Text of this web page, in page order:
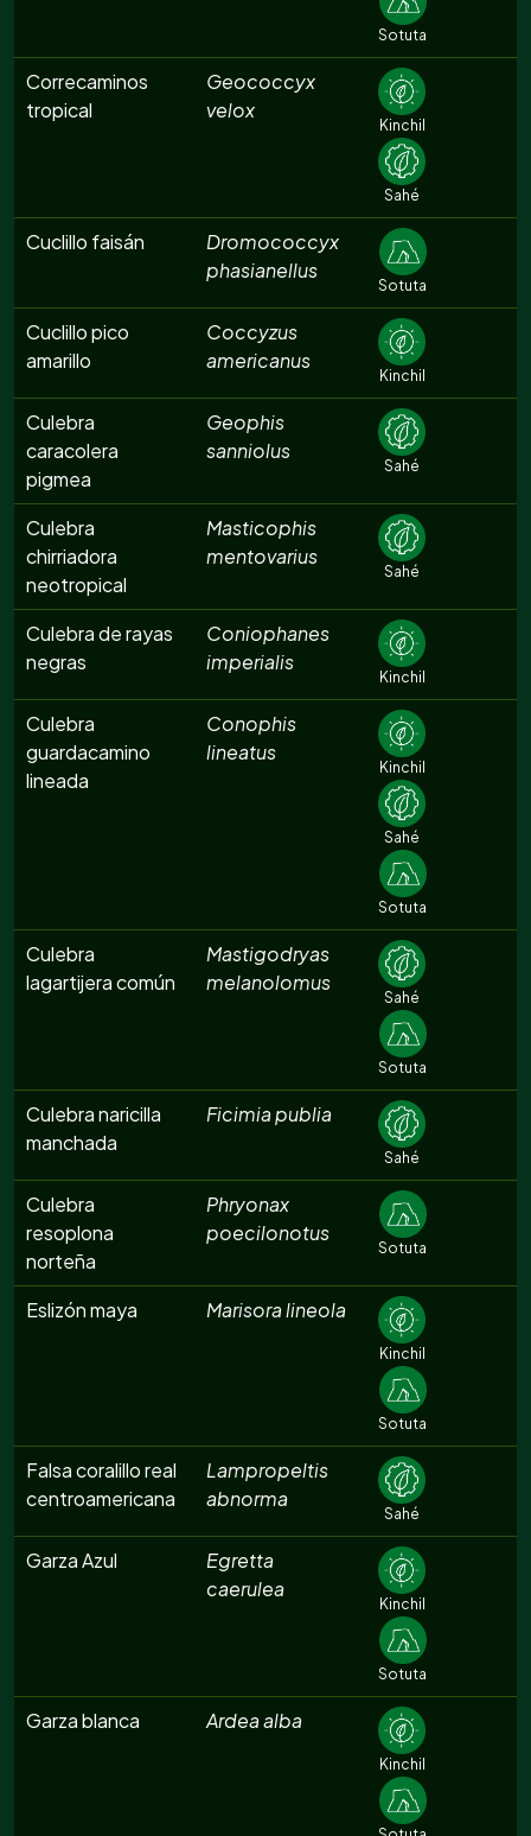
Sotuta
Correcaminos
tropical
Geococcyx
velox
Kinchil
Sahé
Cuclillo faisán
Dromococcyx
phasianellus
Sotuta
Cuclillo pico
amarillo
Coccyzus
americanus
Kinchil
Culebra
caracolera
pigmea
Geophis
sanniolus
Sahé
Culebra
chirriadora
neotropical
Masticophis
mentovarius
Sahé
Culebra de rayas
negras
Coniophanes
imperialis
Kinchil
Culebra
guardacamino
lineada
Conophis
lineatus
Kinchil
Sahé
Sotuta
Culebra
lagartijera común
Mastigodryas
melanolomus
Sahé
Sotuta
Culebra naricilla
manchada
Ficimia publia
Sahé
Culebra
resoplona
norteña
Phryonax
poecilonotus
Sotuta
Eslizón maya Marisora lineola
Kinchil
Sotuta
Falsa coralillo real
centroamericana
Lampropeltis
abnorma
Sahé
Garza Azul
Egretta
caerulea
Kinchil
Sotuta
Garza blanca Ardea alba
Kinchil